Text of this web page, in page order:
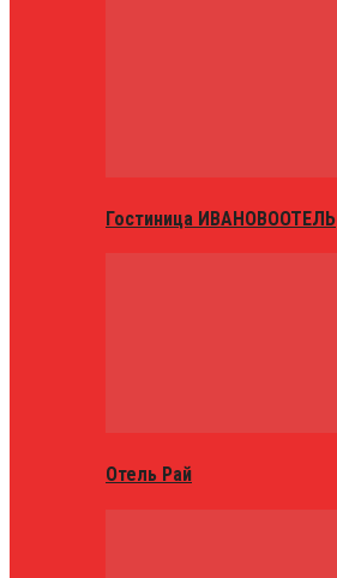
Гостиница ИВАНОВООТЕЛЬ
Отель Рай